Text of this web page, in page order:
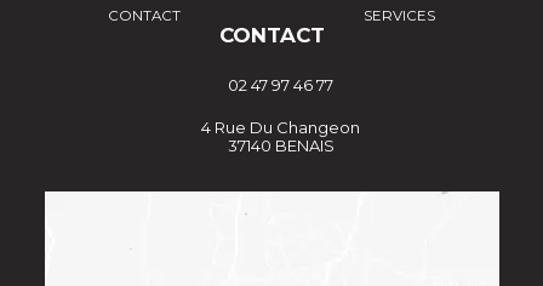
CONTACT
SERVICES
CONTACT
02 47 97 46 77
4 Rue Du Changeon
37140 BENAIS